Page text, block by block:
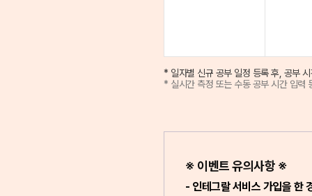
* 일자별 신규 공부 일정 등록 후, 공부
* 실시간 측정 또는 수동 공부 시간 입력
※ 이벤트 유의사항 ※
인테그랄 서비스 가입을 한